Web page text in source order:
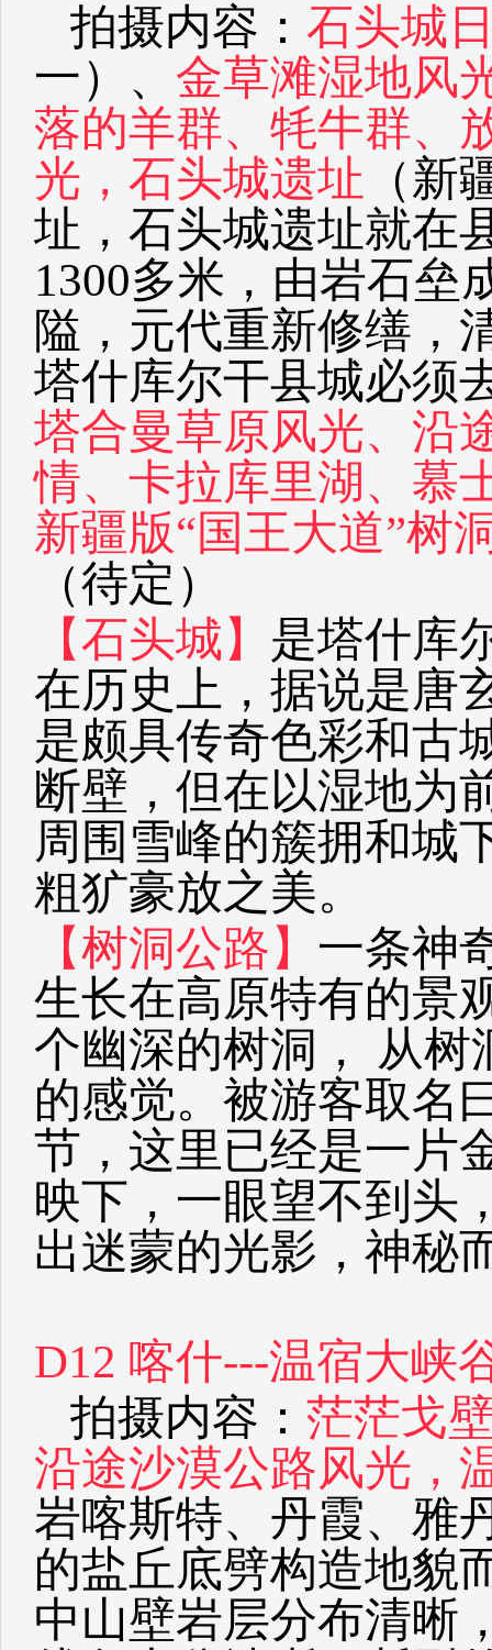
拍摄内容： 石头城
一）、 金草滩湿地风
落的羊群、牦牛群、
光，石头城遗址 （
址，石头城遗址就在
1300多米，由岩石垒
隘，元代重新修缮，
塔什库尔干县城必须
塔合曼草原风光、沿
情、卡拉库里湖、慕
新疆版“国王大道”树
（待定）
【石头城】 是塔什库
在历史上，据说是唐
是颇具传奇色彩和古
断壁，但在以湿地为
周围雪峰的簇拥和城
粗犷豪放之美。
【树洞公路】 一条神
生长在高原特有的景
个幽深的树洞， 从树
的感觉。被游客取名
节，这里已经是一片
映下，一眼望不到头
出迷蒙的光影，神秘
D12 喀什---温宿大峡
拍摄内容： 茫茫戈
沿途沙漠公路风光，
岩喀斯特、丹霞、雅
的盐丘底劈构造地貌
中山壁岩层分布清晰